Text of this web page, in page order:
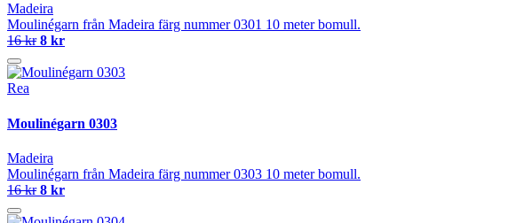
Madeira
Moulinégarn från Madeira färg nummer 0301 10 meter bomull.
16 kr 8 kr
Rea
Moulinégarn 0303
Madeira
Moulinégarn från Madeira färg nummer 0303 10 meter bomull.
16 kr 8 kr